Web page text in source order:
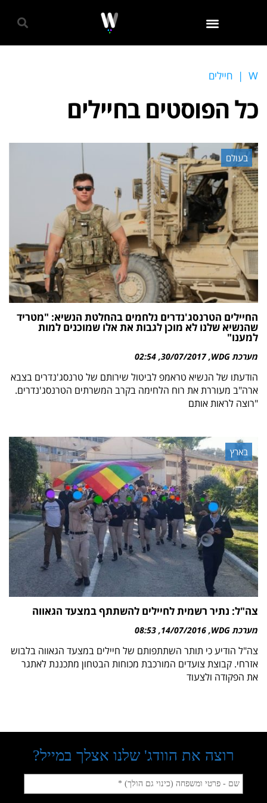
W
| חיילים
כל הפוסטים בחיילים
בעולם
החיילים הטרנסג'נדרים נלחמים בהחלטת הנשיא: "מטריד
שהנשיא שלנו לא מוכן לגבות את אלו שמוכנים למות
למענו"
מערכת WDG 30/07/2017
02:54
הודעתו של הנשיא טראמפ לביטול שירותם של טרנסג'נדרים בצבא
ארה"ב מעוררת את רוח הלחימה בקרב המשרתים הטרנסג'נדרים.
"רוצה לראות אותם
בארץ
צה"ל: נתיר רשמית לחיילים להשתתף במצעד הגאווה
מערכת WDG 14/07/2016
08:53
צה"ל הודיע כי תותר השתתפותם של חיילים במצעד הגאווה בלבוש
אזרחי. קבוצת צועדים המורכבת מכוחות הבטחון מתכננת לאתגר
את הפקודה ולצעוד